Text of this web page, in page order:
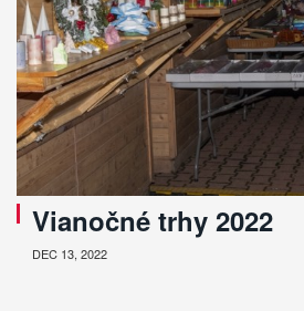
Vianočné trhy 2022
DEC 13, 2022